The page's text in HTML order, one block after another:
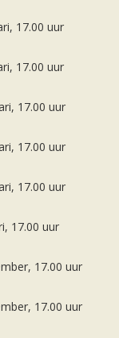
17.00 uur
17.00 uur
17.00 uur
17.00 uur
17.00 uur
17.00 uur
17.00 uur
17.00 uur